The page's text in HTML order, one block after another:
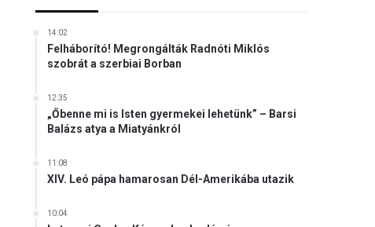
14:02
Felháborító! Megrongálták Radnóti Miklós
szobrát a szerbiai Borban
12:35
„Őbenne mi is Isten gyermekei lehetünk” – Barsi
Balázs atya a Miatyánkról
11:08
XIV. Leó pápa hamarosan Dél-Amerikába utazik
10:04